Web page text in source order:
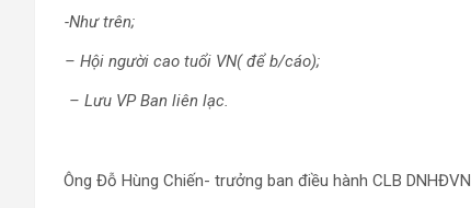
-Như trên;
– Hội người cao tuổi VN( để b/cáo);
– Lưu VP Ban liên lạc.
Ông Đỗ Hùng Chiến- trưởng ban điều hành CLB DNHĐVN